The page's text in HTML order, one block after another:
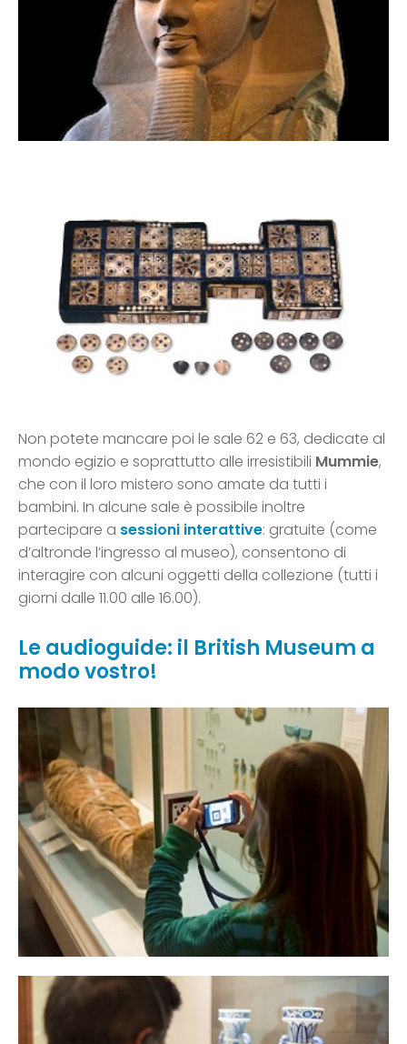
Non potete mancare poi le sale 62 e 63, dedicate al
mondo egizio e soprattutto alle irresistibili Mummie,
che con il loro mistero sono amate da tutti i
bambini. In alcune sale è possibile inoltre
partecipare a sessioni interattive: gratuite (come
d’altronde l’ingresso al museo), consentono di
interagire con alcuni oggetti della collezione (tutti i
giorni dalle 11.00 alle 16.00).
Le audioguide: il British Museum a
modo vostro!